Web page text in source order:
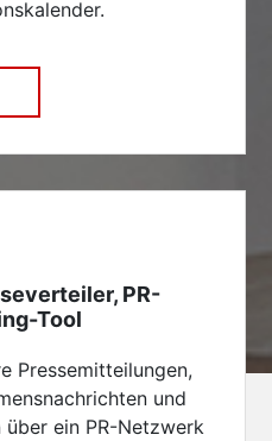
PR-
Tool
Pressemitteilungen,
und
ein PR-Netzwerk